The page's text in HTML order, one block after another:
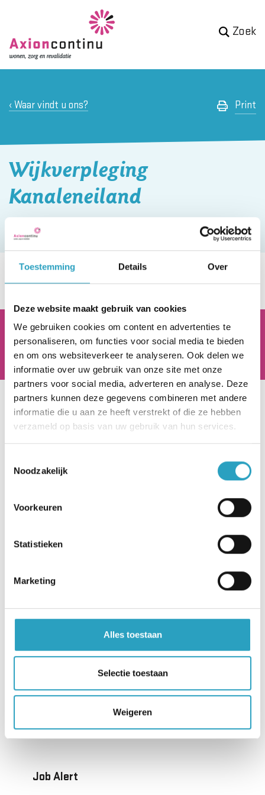
Toestemming Details Over
Deze website maakt gebruik van cookies
We gebruiken cookies om content en advertenties te
personaliseren, om functies voor social media te bieden
en om ons websiteverkeer te analyseren. Ook delen we
informatie over uw gebruik van onze site met onze
partners voor social media, adverteren en analyse. Deze
partners kunnen deze gegevens combineren met andere
informatie die u aan ze heeft verstrekt of die ze hebben
verzameld op basis van uw gebruik van hun services.
Noodzakelijk
Voorkeuren
Statistieken
Marketing
Alles toestaan
Selectie toestaan
Weigeren
Zoek
Waar vindt u ons? Print
Wijkverpleging
Kanaleneiland
AxionContinu. Optimisten in de Zorg
Hoofdkantoor
Beneluxlaan 922
3526 KJ Utrecht
Heeft u vragen over ons zorgaanbod? Wij helpen u
Werken bij AxionContinu?
Job Alert